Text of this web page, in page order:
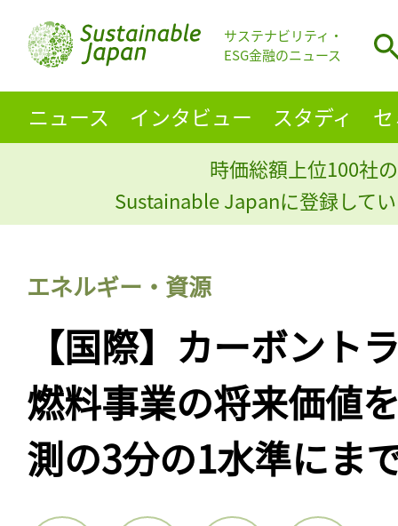
サステナビリティ・
ESG金融のニュース
ニュース インタビュー スタディ
時価総額上位100社
Sustainable Japanに登録して
エネルギー・資源
【国際】カーボント
燃料事業の将来価値
測の3分の1水準にま